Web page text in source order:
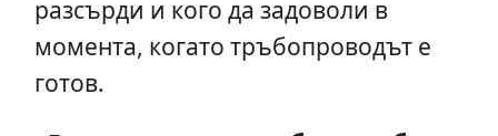
разсърди и кого да задоволи в
момента, когато тръбопроводът е
готов.